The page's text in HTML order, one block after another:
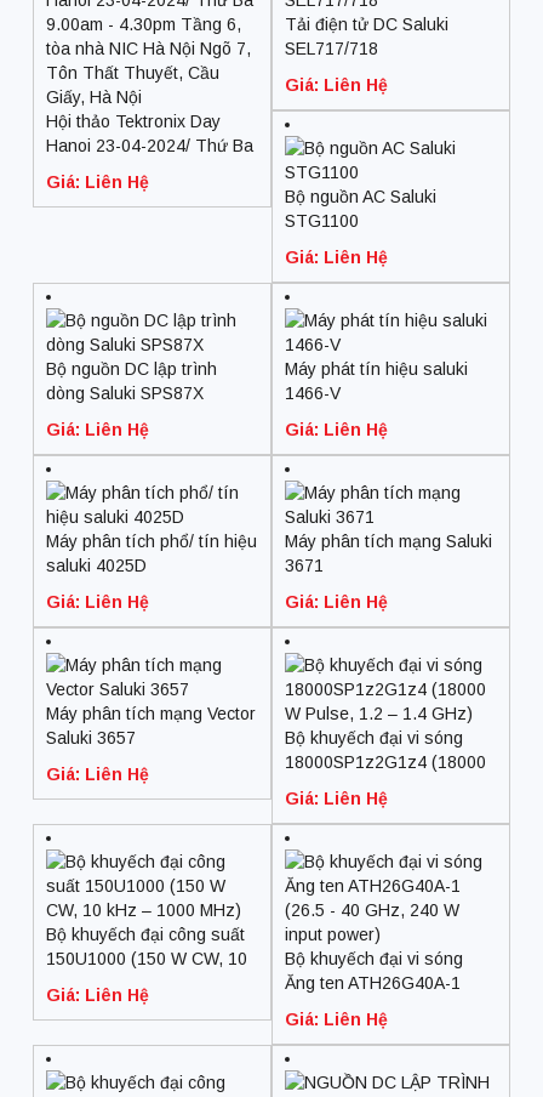
Hội thảo Tektronix Day
Hanoi 23-04-2024/ Thứ Ba
tòa nhà NIC Hà Nội Ngõ 7,
Giá: Liên Hệ
Tải điện tử DC Saluki
SEL717/718
Giá: Liên Hệ
Bộ nguồn AC Saluki
STG1100
Giá: Liên Hệ
Bộ nguồn DC lập trình
dòng Saluki SPS87X
Giá: Liên Hệ
Máy phát tín hiệu saluki
1466-V
Giá: Liên Hệ
Máy phân tích phổ/ tín hiệu
saluki 4025D
Giá: Liên Hệ
Máy phân tích mạng Saluki
3671
Giá: Liên Hệ
Máy phân tích mạng Vector
Saluki 3657
Giá: Liên Hệ
Bộ khuyếch đại vi sóng
18000SP1z2G1z4 (18000
Giá: Liên Hệ
Bộ khuyếch đại công suất
150U1000 (150 W CW, 10
Giá: Liên Hệ
Bộ khuyếch đại vi sóng
Ăng ten ATH26G40A-1
input power)
Giá: Liên Hệ